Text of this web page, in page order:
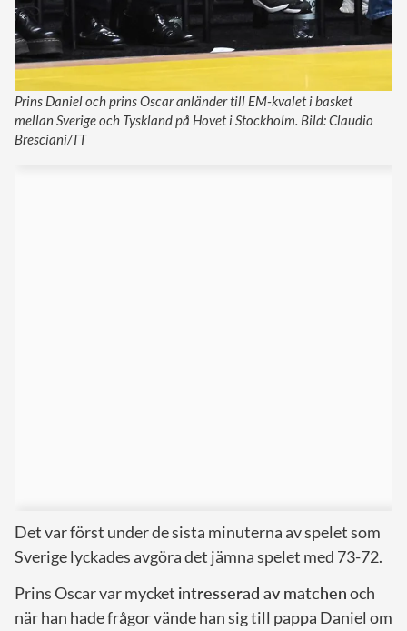
Prins Daniel och prins Oscar anländer till EM-kvalet i basket
mellan Sverige och Tyskland på Hovet i Stockholm. Bild: Claudio
Bresciani/TT
Det var först under de sista minuterna av spelet som
Sverige lyckades avgöra det jämna spelet med 73-72.
Prins Oscar var mycket intresserad av matchenoch
när han hade frågor vände han sig till pappa Daniel om